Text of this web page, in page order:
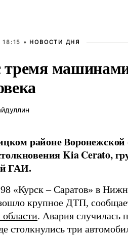
• НОВОСТИ ДНЯ
районе Воронежской
Kia Cerato,
ГАИ.
«Курск – Саратов» в
крупное ДТП,
. Авария случилась
столкнулись три